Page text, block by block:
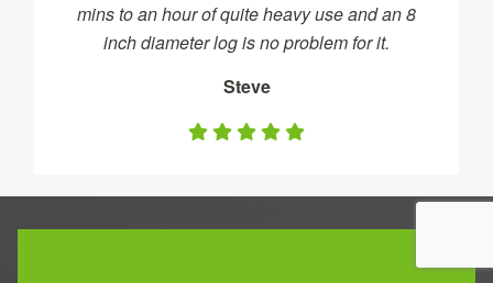
mins to an hour of quite heavy use and an 8
inch diameter log is no problem for it.
Steve